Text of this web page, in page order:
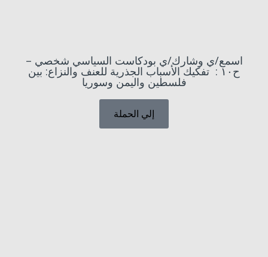
اسمع/ي وشارك/ي بودكاست السياسي شخصي –
ح١٠ : تفكيك الأسباب الجذرية للعنف والنزاع: بين
فلسطين واليمن وسوريا
إلي الحملة